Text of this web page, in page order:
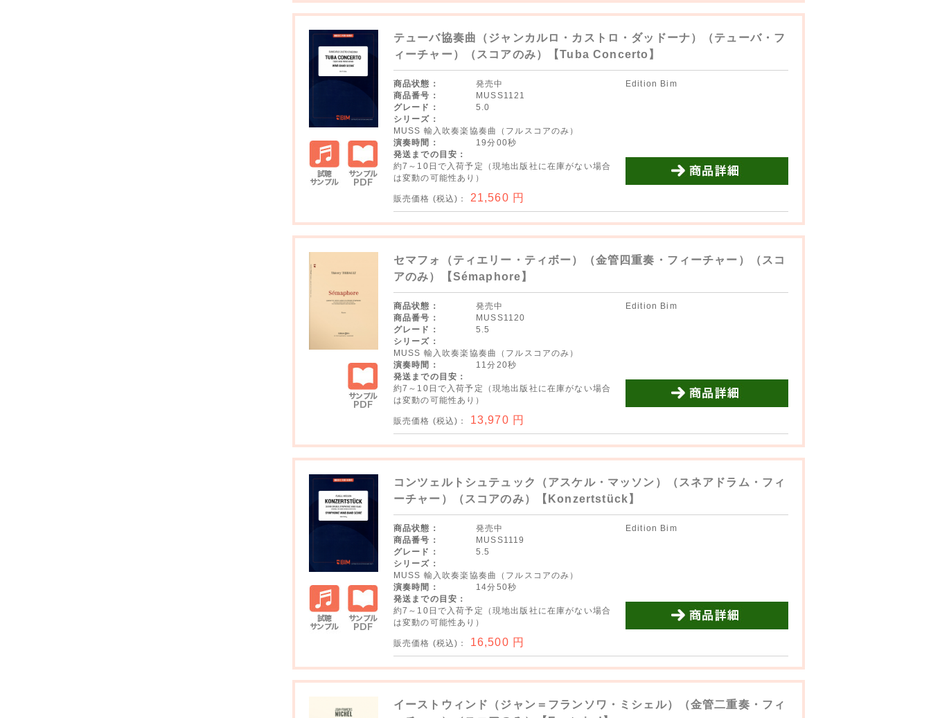
テューバ協奏曲（ジャンカルロ・カストロ・ダッドーナ）（テューバ・フ
ィーチャー）（スコアのみ）【Tuba Concerto】
商品状態：
発売中
商品番号：
MUSS1121
グレード：
5.0
シリーズ：
MUSS 輸入吹奏楽協奏曲（フルスコアのみ）
演奏時間：
19分00秒
発送までの目安：
約7～10日で入荷予定（現地出版社に在庫がない場合
は変動の可能性あり）
販売価格 (税込)： 21,560 円
Edition Bim
セマフォ（ティエリー・ティボー）（金管四重奏・フィーチャー）（スコ
アのみ）【Sémaphore】
商品状態：
発売中
商品番号：
MUSS1120
グレード：
5.5
シリーズ：
MUSS 輸入吹奏楽協奏曲（フルスコアのみ）
演奏時間：
11分20秒
発送までの目安：
約7～10日で入荷予定（現地出版社に在庫がない場合
は変動の可能性あり）
販売価格 (税込)： 13,970 円
Edition Bim
コンツェルトシュテュック（アスケル・マッソン）（スネアドラム・フィ
ーチャー）（スコアのみ）【Konzertstück】
商品状態：
発売中
商品番号：
MUSS1119
グレード：
5.5
シリーズ：
MUSS 輸入吹奏楽協奏曲（フルスコアのみ）
演奏時間：
14分50秒
発送までの目安：
約7～10日で入荷予定（現地出版社に在庫がない場合
は変動の可能性あり）
販売価格 (税込)： 16,500 円
Edition Bim
イーストウィンド（ジャン＝フランソワ・ミシェル）（金管二重奏・フィ